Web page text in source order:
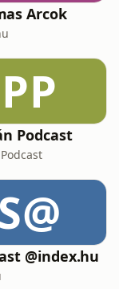
Arcok
PP
Podcast
S@
@index.hu